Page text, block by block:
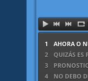
1
AHORA O
2
QUIZÁS ES
3
4
NO DEBO